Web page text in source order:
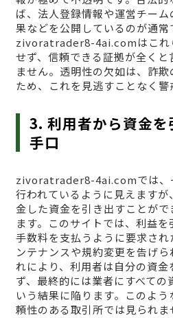
ば、法人登録情報や運営チー
果などを公開しているのが通常
zivoratrader8-4ai.comはこれ
せず、信頼できる証拠が全くと
ません。透明性の欠如は、詐
ため、これを見逃すことなく警
3. 利用者から資金
手口
zivoratrader8-4ai.comでは、
行われているように見えます
金した資金を引き出すことが
ます。このサイトでは、利益
手数料を支払うように要求さ
ンテナンスや規約変更を告げ
れにより、利用者は自分の資金
ず、最終的には業者にすべての
いう結果に陥ります。このよ
頼性のある取引所では見られま